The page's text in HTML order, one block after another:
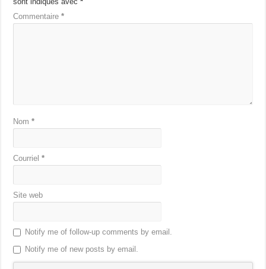
Commentaire*
Nom*
Courriel*
Site web
Notify me of follow-up comments by email.
Notify me of new posts by email.